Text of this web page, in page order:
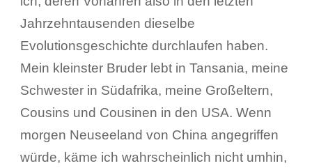
Jahrzehntausenden dieselbe
Evolutionsgeschichte durchlaufen haben.
Mein kleinster Bruder lebt in Tansania, meine
Schwester in Südafrika, meine Großeltern,
Cousins und Cousinen in den USA. Wenn
morgen Neuseeland von China angegriffen
würde, käme ich wahrscheinlich nicht umhin,